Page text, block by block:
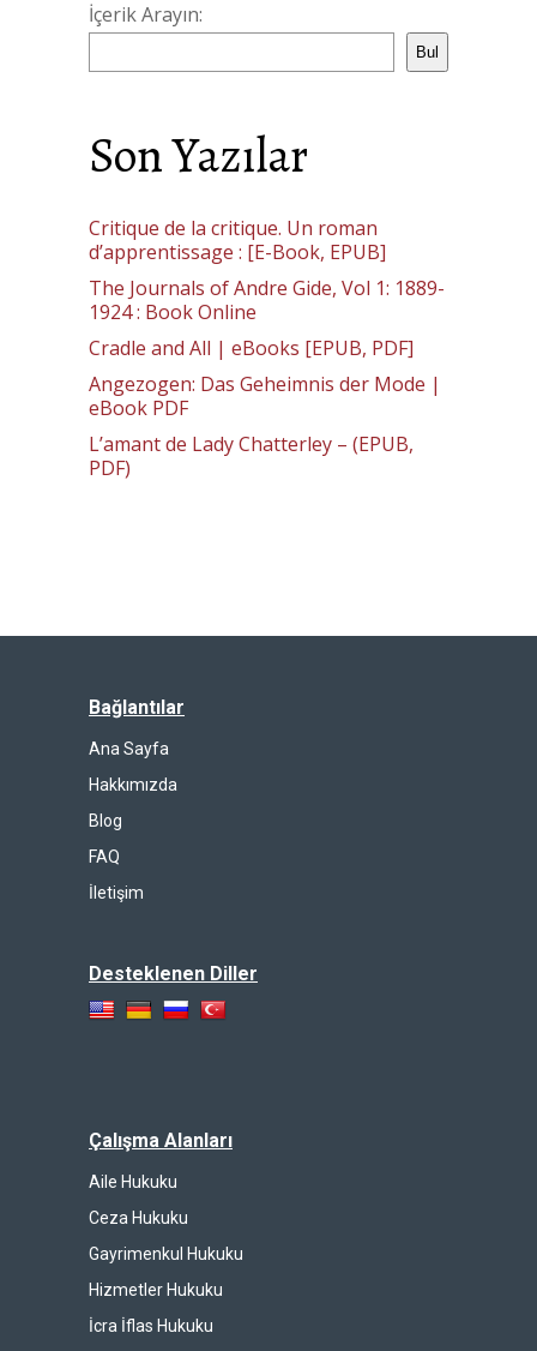
İçerik Arayın:
Bul
Son Yazılar
Critique de la critique. Un roman
d’apprentissage : [E-Book, EPUB]
The Journals of Andre Gide, Vol 1: 1889-
1924 : Book Online
Cradle and All | eBooks [EPUB, PDF]
Angezogen: Das Geheimnis der Mode |
eBook PDF
L’amant de Lady Chatterley – (EPUB,
PDF)
Bağlantılar
Ana Sayfa
Hakkımızda
Blog
FAQ
İletişim
Desteklenen Diller
Çalışma Alanları
Aile Hukuku
Ceza Hukuku
Gayrimenkul Hukuku
Hizmetler Hukuku
İcra İflas Hukuku